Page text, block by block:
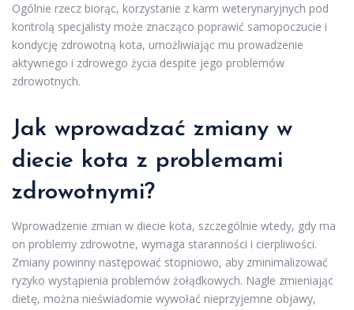
Ogólnie rzecz biorąc, korzystanie z karm weterynaryjnych pod
kontrolą specjalisty może znacząco poprawić samopoczucie i
kondycję zdrowotną kota, umożliwiając mu prowadzenie
aktywnego i zdrowego życia despite jego problemów
zdrowotnych.
Jak wprowadzać zmiany w
diecie kota z problemami
zdrowotnymi?
Wprowadzenie zmian w diecie kota, szczególnie wtedy, gdy ma
on problemy zdrowotne, wymaga staranności i cierpliwości.
Zmiany powinny następować stopniowo, aby zminimalizować
ryzyko wystąpienia problemów żołądkowych. Nagle zmieniając
dietę, można nieświadomie wywołać nieprzyjemne objawy,